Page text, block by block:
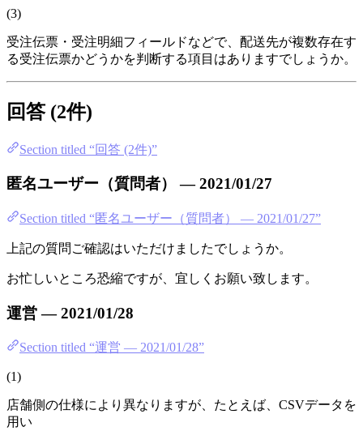
(3)
受注伝票・受注明細フィールドなどで、配送先が複数存在す
る受注伝票かどうかを判断する項目はありますでしょうか。
回答 (2件)
Section titled “回答 (2件)”
匿名ユーザー（質問者） — 2021/01/27
Section titled “匿名ユーザー（質問者） — 2021/01/27”
上記の質問ご確認はいただけましたでしょうか。
お忙しいところ恐縮ですが、宜しくお願い致します。
運営 — 2021/01/28
Section titled “運営 — 2021/01/28”
(1)
店舗側の仕様により異なりますが、たとえば、CSVデータを
用い